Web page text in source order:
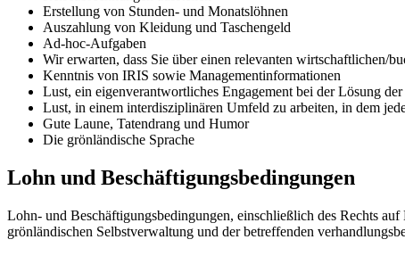
Erstellung von Stunden- und Monatslöhnen
Auszahlung von Kleidung und Taschengeld
Ad-hoc-Aufgaben
Wir erwarten, dass Sie über einen relevanten wirtschaftlichen/
Kenntnis von IRIS sowie Managementinformationen
Lust, ein eigenverantwortliches Engagement bei der Lösung
Lust, in einem interdisziplinären Umfeld zu arbeiten, in dem
Gute Laune, Tatendrang und Humor
Die grönländische Sprache
Lohn und Beschäftigungsbedingungen
Lohn- und Beschäftigungsbedingungen, einschließlich des Rechts
grönländischen Selbstverwaltung und der betreffenden